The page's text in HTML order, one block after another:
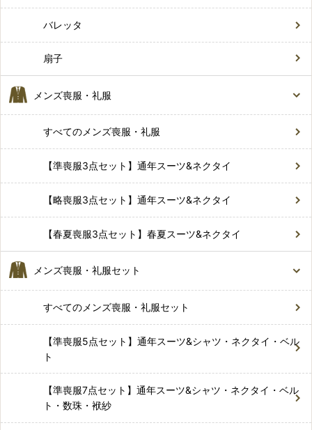
バレッタ
扇子
メンズ喪服・礼服
すべてのメンズ喪服・礼服
【準喪服3点セット】通年スーツ&ネクタイ
【略喪服3点セット】通年スーツ&ネクタイ
【春夏喪服3点セット】春夏スーツ&ネクタイ
メンズ喪服・礼服セット
すべてのメンズ喪服・礼服セット
【準喪服5点セット】通年スーツ&シャツ・ネクタイ・ベル
ト
【準喪服7点セット】通年スーツ&シャツ・ネクタイ・ベル
ト・数珠・袱紗